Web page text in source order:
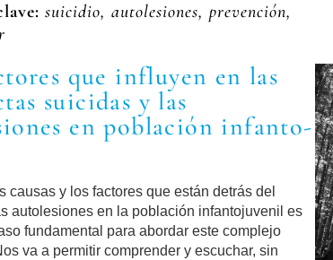
suicidio, autolesiones, prevención,
que influyen en las
suicidas y las
en población infanto-
causas y los factores que están detrás del
autolesiones en la población infantojuvenil es
fundamental para abordar este complejo
va a permitir comprender y escuchar, sin